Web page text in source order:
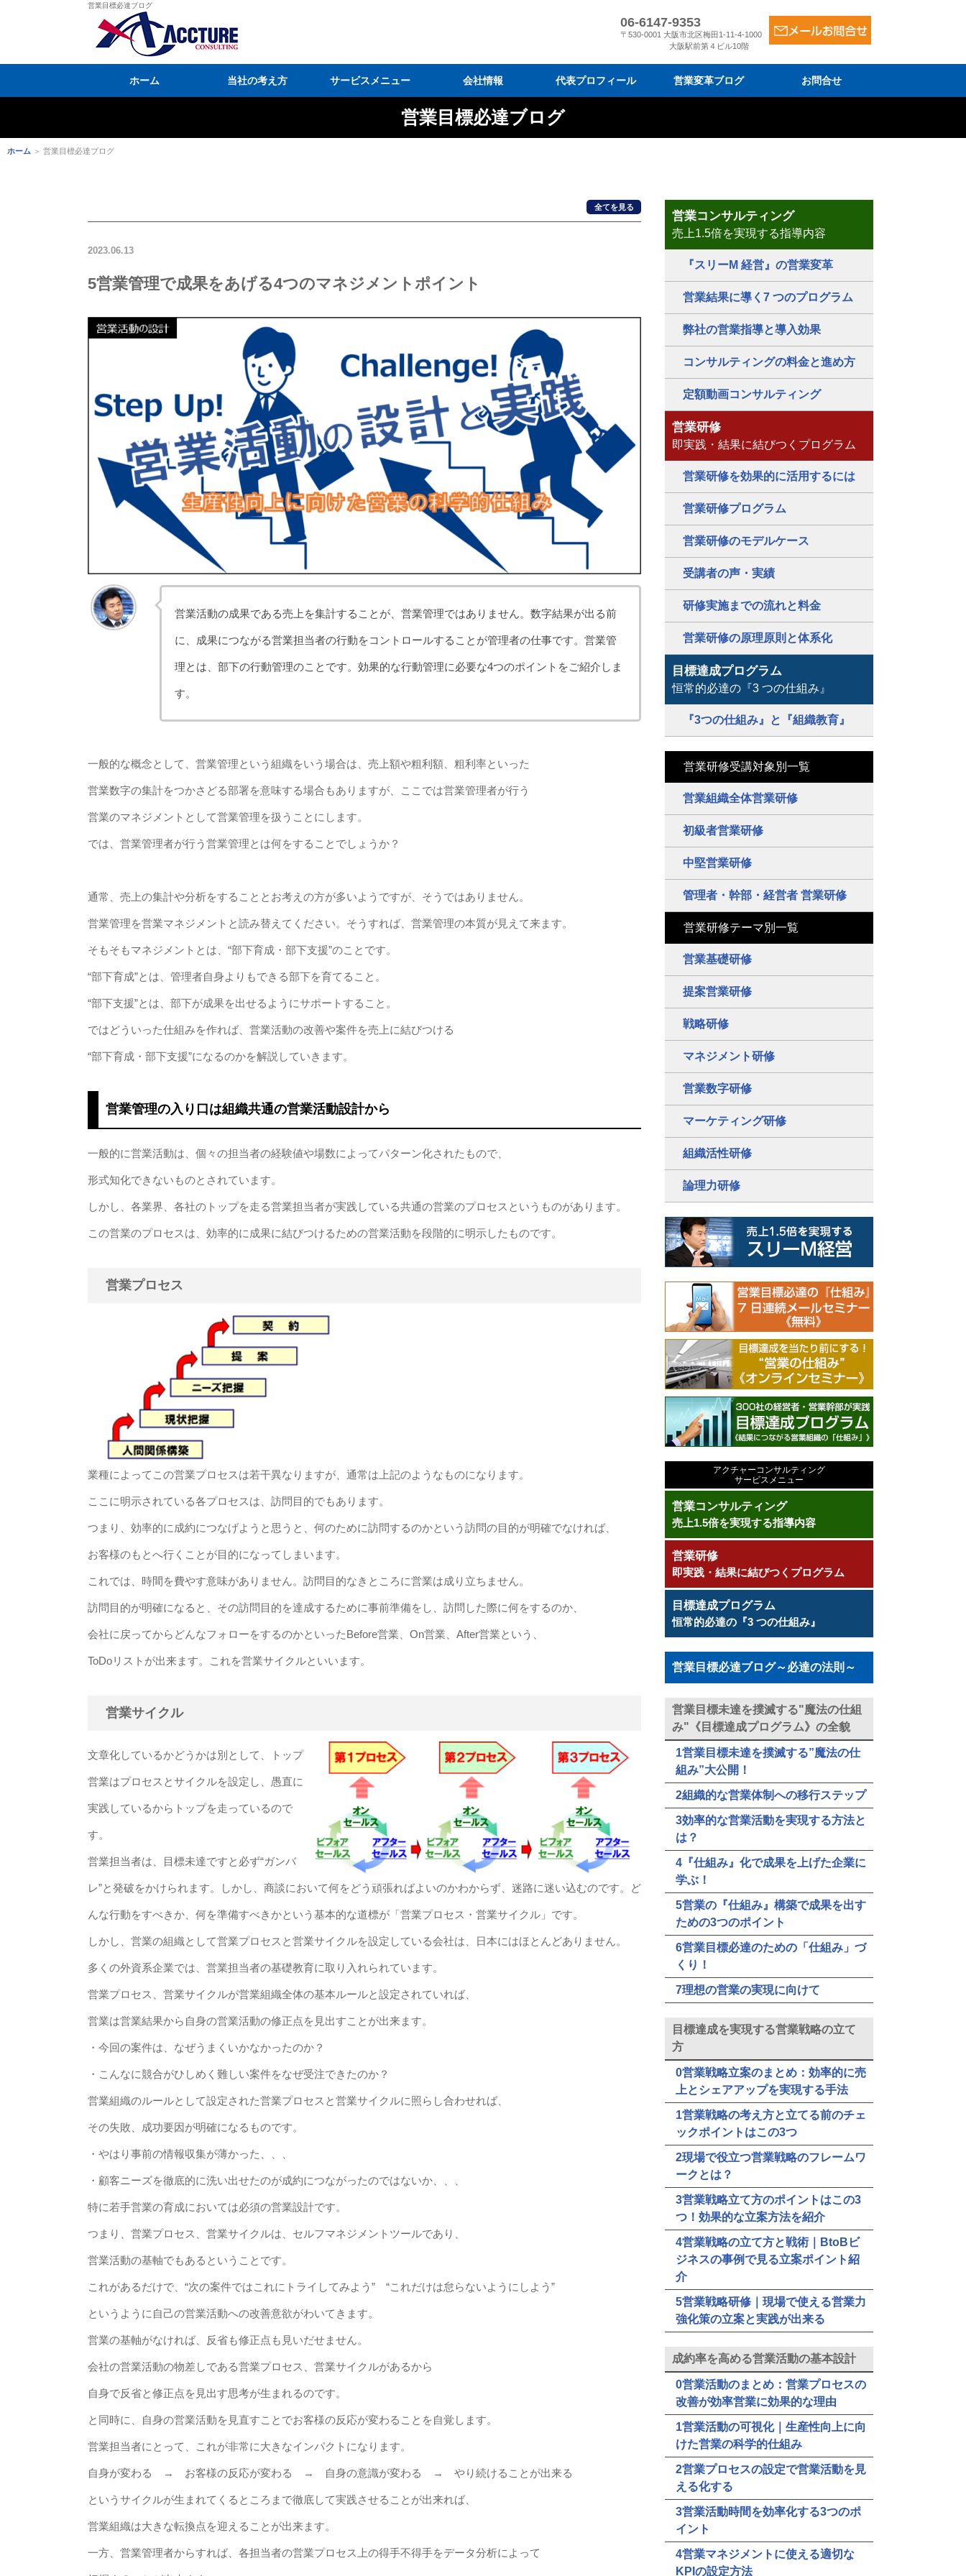
営業目標必達ブログ
06-6147-9353
〒530-0001 大阪市北区梅田1-11-4-1000
大阪駅前第４ビル10階
ホーム 当社の考え方 サービスメニュー
営業コンサルティング 『スリーM 経営』の営業変革
営業結果に導く7 つのプログラム
弊社の営業指導と導入効果
コンサルティングの進め方と料金
営業研修を効果的に活用するには
営業研修プログラム
営業研修のモデルケース
受講者の声・実績
研修実施までの流れと料金
営業研修の原理原則と体系化
目標達成プログラム
会社情報
会社情報
メディア掲載
代表プロフィール 営業変革ブログ お問合せ
営業目標必達ブログ
ホーム ＞ 営業目標必達ブログ
全てを見る
2023.06.13
5営業管理で成果をあげる4つのマネジメントポイント
営業活動の成果である売上を集計することが、営業管理ではありません。数字結果が出る前
に、成果につながる営業担当者の行動をコントロールすることが管理者の仕事です。営業管
理とは、部下の行動管理のことです。効果的な行動管理に必要な4つのポイントをご紹介しま
す。
一般的な概念として、営業管理という組織をいう場合は、売上額や粗利額、粗利率といった
営業数字の集計をつかさどる部署を意味する場合もありますが、ここでは営業管理者が行う
営業のマネジメントとして営業管理を扱うことにします。
では、営業管理者が行う営業管理とは何をすることでしょうか？
通常、売上の集計や分析をすることとお考えの方が多いようですが、そうではありません。
営業管理を営業マネジメントと読み替えてください。そうすれば、営業管理の本質が見えて来ます。
そもそもマネジメントとは、“部下育成・部下支援”のことです。
“部下育成”とは、管理者自身よりもできる部下を育てること。
“部下支援”とは、部下が成果を出せるようにサポートすること。
ではどういった仕組みを作れば、営業活動の改善や案件を売上に結びつける
“部下育成・部下支援”になるのかを解説していきます。
営業管理の入り口は組織共通の営業活動設計から
一般的に営業活動は、個々の担当者の経験値や場数によってパターン化されたもので、
形式知化できないものとされています。
しかし、各業界、各社のトップを走る営業担当者が実践している共通の営業のプロセスというものがあります。
この営業のプロセスは、効率的に成果に結びつけるための営業活動を段階的に明示したものです。
営業プロセス
業種によってこの営業プロセスは若干異なりますが、通常は上記のようなものになります。
ここに明示されている各プロセスは、訪問目的でもあります。
つまり、効率的に成約につなげようと思うと、何のために訪問するのかという訪問の目的が明確でなければ、
お客様のもとへ行くことが目的になってしまいます。
これでは、時間を費やす意味がありません。訪問目的なきところに営業は成り立ちません。
訪問目的が明確になると、その訪問目的を達成するために事前準備をし、訪問した際に何をするのか、
会社に戻ってからどんなフォローをするのかといったBefore営業、On営業、After営業という、
ToDoリストが出来ます。これを営業サイクルといいます。
営業サイクル
文章化しているかどうかは別として、トップ
営業はプロセスとサイクルを設定し、愚直に
実践しているからトップを走っているので
す。
営業担当者は、目標未達ですと必ず“ガンバ
レ”と発破をかけられます。しかし、商談において何をどう頑張ればよいのかわからず、迷路に迷い込むのです。ど
んな行動をすべきか、何を準備すべきかという基本的な道標が「営業プロセス・営業サイクル」です。
しかし、営業の組織として営業プロセスと営業サイクルを設定している会社は、日本にはほとんどありません。
多くの外資系企業では、営業担当者の基礎教育に取り入れられています。
営業プロセス、営業サイクルが営業組織全体の基本ルールと設定されていれば、
営業は営業結果から自身の営業活動の修正点を見出すことが出来ます。
・今回の案件は、なぜうまくいかなかったのか？
・こんなに競合がひしめく難しい案件をなぜ受注できたのか？
営業組織のルールとして設定された営業プロセスと営業サイクルに照らし合わせれば、
その失敗、成功要因が明確になるものです。
・やはり事前の情報収集が薄かった、、、
・顧客ニーズを徹底的に洗い出せたのが成約につながったのではないか、、、
特に若手営業の育成においては必須の営業設計です。
つまり、営業プロセス、営業サイクルは、セルフマネジメントツールであり、
営業活動の基軸でもあるということです。
これがあるだけで、“次の案件ではこれにトライしてみよう” “これだけは怠らないようにしよう”
というように自己の営業活動への改善意欲がわいてきます。
営業の基軸がなければ、反省も修正点も見いだせません。
会社の営業活動の物差しである営業プロセス、営業サイクルがあるから
自身で反省と修正点を見出す思考が生まれるのです。
と同時に、自身の営業活動を見直すことでお客様の反応が変わることを自覚します。
営業担当者にとって、これが非常に大きなインパクトになります。
自身が変わる → お客様の反応が変わる → 自身の意識が変わる → やり続けることが出来る
というサイクルが生まれてくるところまで徹底して実践させることが出来れば、
営業組織は大きな転換点を迎えることが出来ます。
一方、営業管理者からすれば、各担当者の営業プロセス上の得手不得手をデータ分析によって
営業コンサルティング
売上1.5倍を実現する指導内容
『スリーM 経営』の営業変革
営業結果に導く7 つのプログラム
弊社の営業指導と導入効果
コンサルティングの料金と進め方
定額動画コンサルティング
営業研修
即実践・結果に結びつくプログラム
営業研修を効果的に活用するには
営業研修プログラム
営業研修のモデルケース
受講者の声・実績
研修実施までの流れと料金
営業研修の原理原則と体系化
目標達成プログラム
恒常的必達の『3 つの仕組み』
『3つの仕組み』と『組織教育』
営業研修受講対象別一覧
営業組織全体営業研修
初級者営業研修
中堅営業研修
管理者・幹部・経営者 営業研修
営業研修テーマ別一覧
営業基礎研修
提案営業研修
戦略研修
マネジメント研修
営業数字研修
マーケティング研修
組織活性研修
論理力研修
アクチャーコンサルティング
サービスメニュー
営業コンサルティング
売上1.5倍を実現する指導内容
営業研修
即実践・結果に結びつくプログラム
目標達成プログラム
恒常的必達の『3 つの仕組み』
営業目標必達ブログ～必達の法則～
営業目標未達を撲滅する"魔法の仕組
み"《目標達成プログラム》の全貌
1営業目標未達を撲滅する”魔法の仕
組み”大公開！
2組織的な営業体制への移行ステップ
3効率的な営業活動を実現する方法と
は？
4『仕組み』化で成果を上げた企業に
学ぶ！
5営業の『仕組み』構築で成果を出す
ための3つのポイント
6営業目標必達のための「仕組み」づ
くり！
7理想の営業の実現に向けて
目標達成を実現する営業戦略の立て
方
0営業戦略立案のまとめ：効率的に売
上とシェアアップを実現する手法
1営業戦略の考え方と立てる前のチェ
ックポイントはこの3つ
2現場で役立つ営業戦略のフレームワ
ークとは？
3営業戦略立て方のポイントはこの3
つ！効果的な立案方法を紹介
4営業戦略の立て方と戦術｜BtoBビ
ジネスの事例で見る立案ポイント紹
介
5営業戦略研修｜現場で使える営業力
強化策の立案と実践が出来る
成約率を高める営業活動の基本設計
0営業活動のまとめ：営業プロセスの
改善が効率営業に効果的な理由
1営業活動の可視化｜生産性向上に向
けた営業の科学的仕組み
2営業プロセスの設定で営業活動を見
える化する
3営業活動時間を効率化する3つのポ
イント
4営業マネジメントに使える適切な
KPIの設定方法